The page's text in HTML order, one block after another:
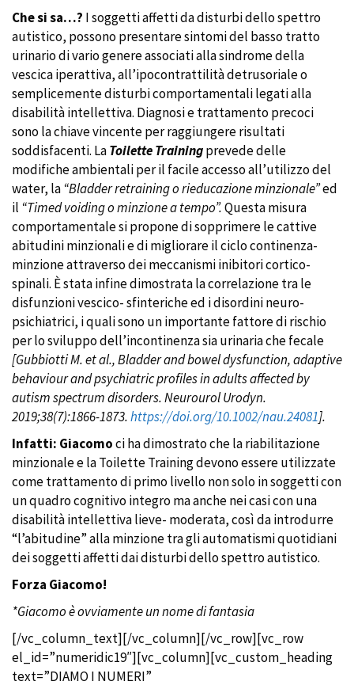
Che si sa…? I soggetti affetti da disturbi dello spettro
autistico, possono presentare sintomi del basso tratto
urinario di vario genere associati alla sindrome della
vescica iperattiva, all’ipocontrattilità detrusoriale o
semplicemente disturbi comportamentali legati alla
disabilità intellettiva. Diagnosi e trattamento precoci
sono la chiave vincente per raggiungere risultati
soddisfacenti. LaToilette Trainingprevede delle
modifiche ambientali per il facile accesso all’utilizzo del
water, la “Bladder retraining o rieducazione minzionale”ed
il “Timed voiding o minzione a tempo”.Questa misura
comportamentale si propone di sopprimere le cattive
abitudini minzionali e di migliorare il ciclo continenza-
minzione attraverso dei meccanismi inibitori cortico-
spinali. È stata infine dimostrata la correlazione tra le
disfunzioni vescico- sfinteriche ed i disordini neuro-
psichiatrici, i quali sono un importante fattore di rischio
per lo sviluppo dell’incontinenza sia urinaria che fecale
[Gubbiotti M. et al., Bladder and bowel dysfunction, adaptive
behaviour and psychiatric profiles in adults affected by
autism spectrum disorders. Neurourol Urodyn.
2019;38(7):1866-1873.https://doi.org/10.1002/nau.24081].
Infatti: Giacomoci ha dimostrato che la riabilitazione
minzionale e la Toilette Training devono essere utilizzate
come trattamento di primo livello non solo in soggetti con
un quadro cognitivo integro ma anche nei casi con una
disabilità intellettiva lieve- moderata, così da introdurre
“l’abitudine” alla minzione tra gli automatismi quotidiani
dei soggetti affetti dai disturbi dello spettro autistico.
Forza Giacomo!
*Giacomo è ovviamente un nome di fantasia
[/vc_column_text][/vc_column][/vc_row][vc_row
el_id=”numeridic19″][vc_column][vc_custom_heading
text=”DIAMO I NUMERI”